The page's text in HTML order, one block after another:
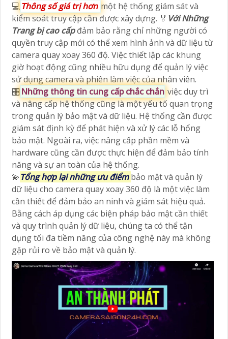
💻Thông số giá trị hơn một hệ thống giám sát và
kiểm soát truy cập cần được xây dựng. ️🏅️ Với Những
Trang bị cao cấpđảm bảo rằng chỉ những người có
quyền truy cập mới có thể xem hình ảnh và dữ liệu từ
camera quay xoay 360 độ. Việc thiết lập các khung
giờ hoạt động cũng nhiều hữu dụng để quản lý việc
sử dụng camera và phiên làm việc của nhân viên.
🎛Những thông tin cung cấp chắc chắn việc duy trì
và nâng cấp hệ thống cũng là một yếu tố quan trọng
trong quản lý bảo mật và dữ liệu. Hệ thống cần được
giám sát định kỳ để phát hiện và xử lý các lỗ hổng
bảo mật. Ngoài ra, việc nâng cấp phần mềm và
hardware cũng cần được thực hiện để đảm bảo tính
năng và sự an toàn của hệ thống.
💫Tổng hợp lại những ưu điểmbảo mật và quản lý
dữ liệu cho camera quay xoay 360 độ là một việc làm
cần thiết để đảm bảo an ninh và giám sát hiệu quả.
Bằng cách áp dụng các biện pháp bảo mật cần thiết
và quy trình quản lý dữ liệu, chúng ta có thể tận
dụng tối đa tiềm năng của công nghệ này mà không
gặp rủi ro về bảo mật và quản lý.